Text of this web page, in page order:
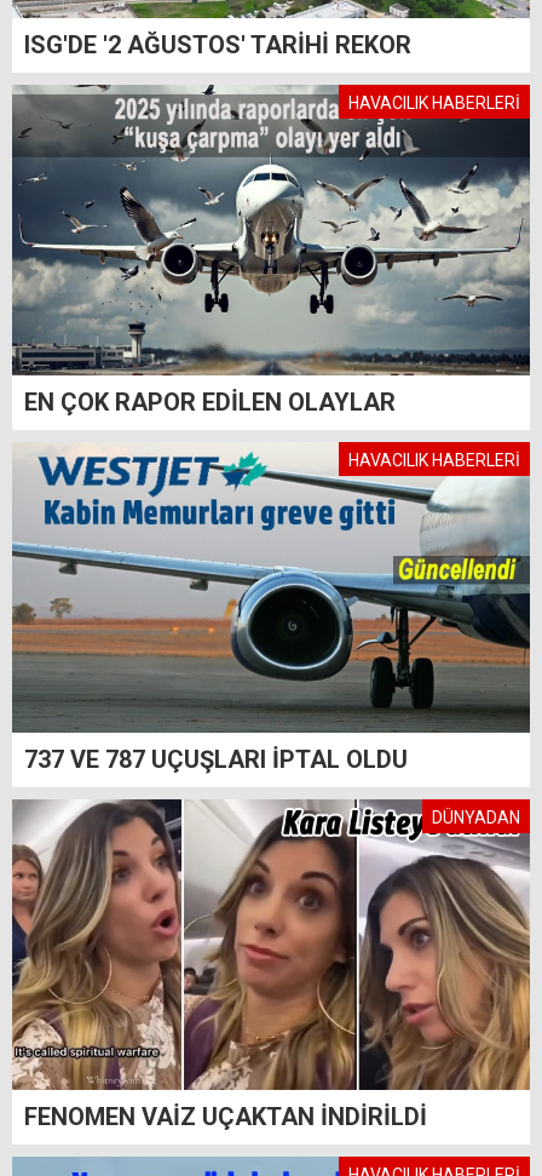
ISG'DE '2 AĞUSTOS' TARİHİ REKOR
HAVACILIK HABERLERİ
EN ÇOK RAPOR EDİLEN OLAYLAR
HAVACILIK HABERLERİ
737 VE 787 UÇUŞLARI İPTAL OLDU
DÜNYADAN
FENOMEN VAİZ UÇAKTAN İNDİRİLDİ